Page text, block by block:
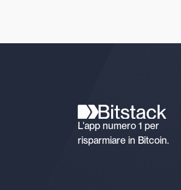
L'app numero 1 per
risparmiare in Bitcoin.